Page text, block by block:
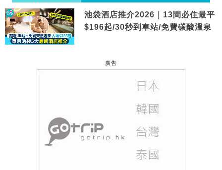
池袋酒店推介2026｜13間必住最平
$196起/30秒到車站/免費碳酸溫泉
廣告